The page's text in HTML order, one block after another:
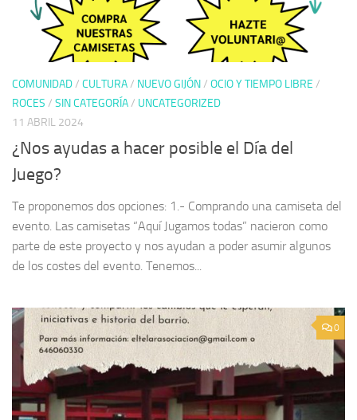
COMUNIDAD/ CULTURA/ NUEVO GIJÓN/ OCIO Y TIEMPO LIBRE /
ROCES / SIN CATEGORÍA/ UNCATEGORIZED
11 ABRIL 2024
¿Nos ayudas a hacer posible el Día del
Juego?
Te proponemos dos opciones: 1.- Comprando una camiseta del
evento. Las camisetas “Aquí Jugamos todas” nacieron como
parte de este proyecto y nos ayudan a poder asumir algunos
de los costes del evento. Tenemos...
0